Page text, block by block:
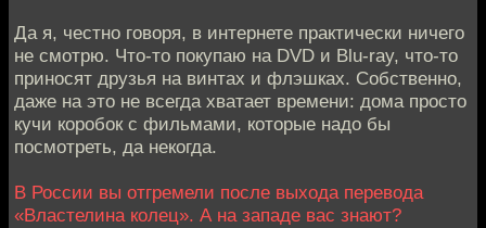
Да я, честно говоря, в интернете практически ничего
не смотрю. Что-то покупаю на DVD и Blu-ray, что-то
приносят друзья на винтах и флэшках. Собственно,
даже на это не всегда хватает времени: дома просто
кучи коробок с фильмами, которые надо бы
посмотреть, да некогда.
В России вы отгремели после выхода перевода
«Властелина колец». А на западе вас знают?